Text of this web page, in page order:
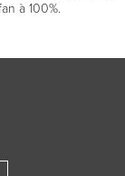
à 100%.